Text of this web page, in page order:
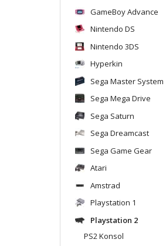
GameBoy Advance
Nintendo DS
Nintendo 3DS
Hyperkin
Sega Master System
Sega Mega Drive
Sega Saturn
Sega Dreamcast
Sega Game Gear
Atari
Amstrad
Playstation 1
Playstation 2
PS2 Konsol